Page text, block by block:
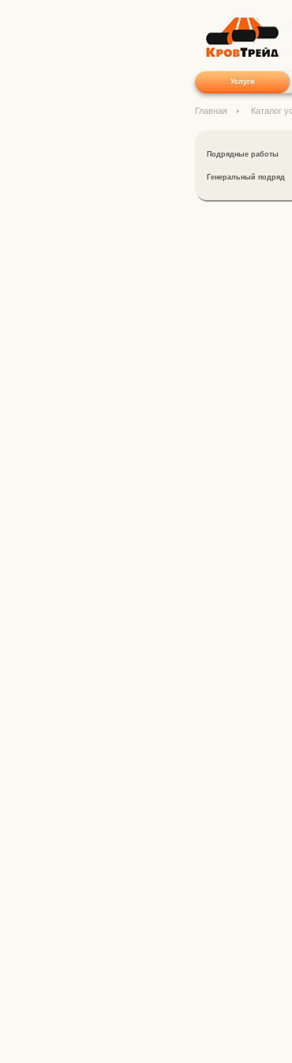
Услуги
Главная Каталог
Подрядные работы
Генеральный подряд